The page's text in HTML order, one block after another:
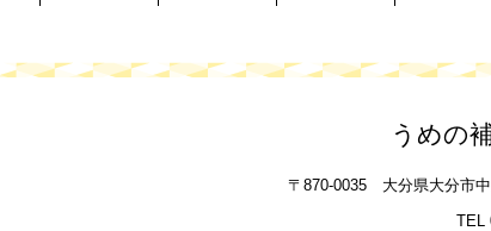
うめの
〒870-0035 大分県大分市
TEL